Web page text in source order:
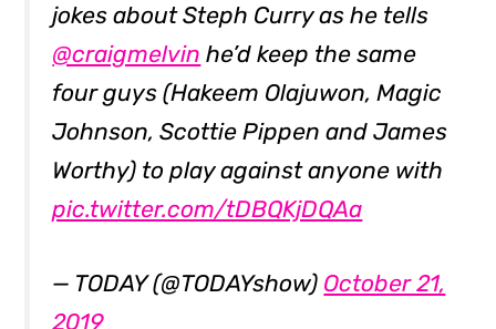
jokes about Steph Curry as he tells
@craigmelvin he’d keep the same
four guys (Hakeem Olajuwon, Magic
Johnson, Scottie Pippen and James
Worthy) to play against anyone with
pic.twitter.com/tDBQKjDQAa
— TODAY (@TODAYshow) October 21,
2019